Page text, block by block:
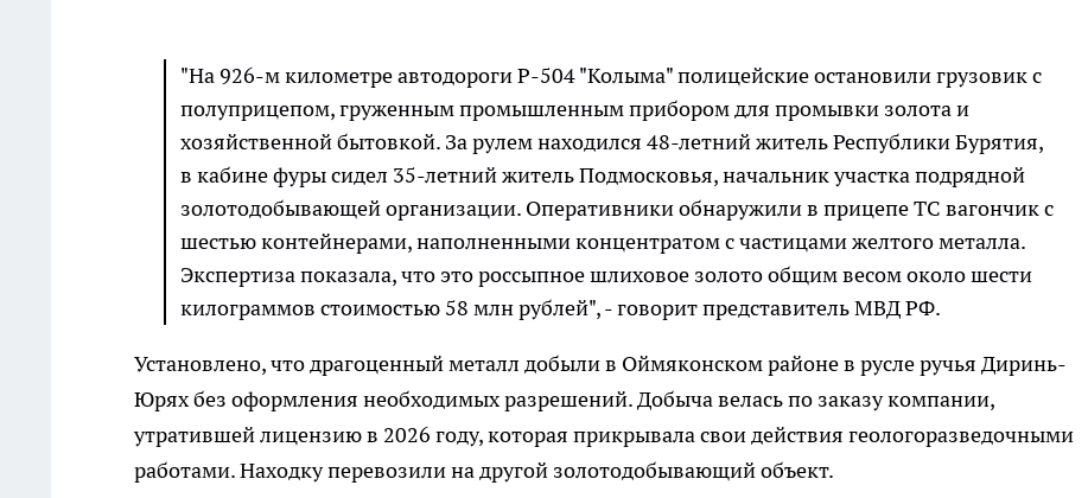
"На 926-м километре автодороги Р-504 "Колыма" полицейские остановили грузовик с
полуприцепом, груженным промышленным прибором для промывки золота и
хозяйственной бытовкой. За рулем находился 48-летний житель Республики Бурятия,
в кабине фуры сидел 35-летний житель Подмосковья, начальник участка подрядной
золотодобывающей организации. Оперативники обнаружили в прицепе ТС вагончик с
шестью контейнерами, наполненными концентратом с частицами желтого металла.
Экспертиза показала, что это россыпное шлиховое золото общим весом около шести
килограммов стоимостью 58 млн рублей", - говорит представитель МВД РФ.
Установлено, что драгоценный металл добыли в Оймяконском районе в русле ручья Диринь-
Юрях без оформления необходимых разрешений. Добыча велась по заказу компании,
утратившей лицензию в 2026 году, которая прикрывала свои действия геологоразведочными
работами. Находку перевозили на другой золотодобывающий объект.